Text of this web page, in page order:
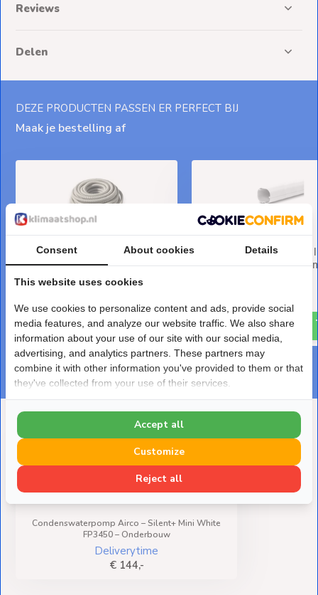
Reviews
Delen
DEZE PRODUCTEN PASSEN ER PERFECT BIJ
Maak je bestelling af
Condenswaterslang 16 mm
Geribbeld
Deliverytime
€ 15,30
Leidinggoot PVC Wit
CD-75W 75x64 mm 2
€ 24,-
Deze heb je eerder bekeken
Condenswaterpomp Airco – Silent+ Mini White
FP3450 – Onderbouw
Deliverytime
€ 144,-
Consent About cookies Details
This website uses cookies
We use cookies to personalize content and ads, provide social
media features, and analyze our website traffic. We also share
information about your use of our site with our social media,
advertising, and analytics partners. These partners may
combine it with other information you've provided to them or that
they've collected from your use of their services.
Reject all
Customize
Accept all